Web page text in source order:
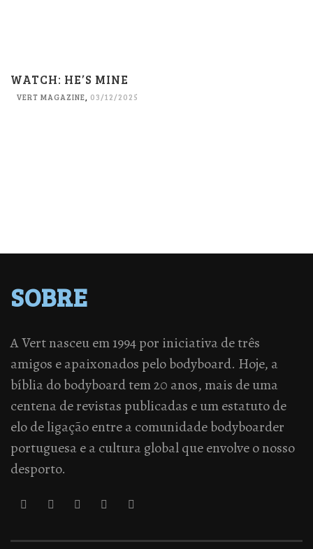
WATCH: HE’S MINE
VERT MAGAZINE, 03/12/2025
SOBRE
A Vert nasceu em 1994 por iniciativa de três
amigos e apaixonados pelo bodyboard. Hoje, a
bíblia do bodyboard tem 20 anos, mais de uma
centena de revistas publicadas e um estatuto de
elo de ligação entre a comunidade bodyboarder
portuguesa e a cultura global que envolve o nosso
desporto.